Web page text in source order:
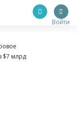
Войти
$7 млрд